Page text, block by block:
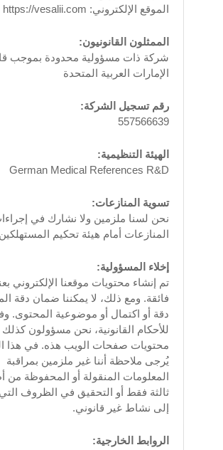
الموقع الإلكتروني: https://vesalii.com
الممثلون القانونيون:
شركة ذات مسؤولية محدودة بموجب
الإمارات العربية المتحدة
رقم تسجيل الشركة:
557566639
الهيئة التنظيمية:
German Medical References R&D
تسوية المنازعات:
نحن لسنا ملزمين ولا نشارك في
المنازعات أمام هيئة تحكيم
إخلاء المسؤولية:
تم إنشاء محتويات موقعنا الإلكتروني
فائقة. ومع ذلك، لا يمكننا ضمان دقة
دقة أو اكتمال أو موضوعية المحتوى.
للأحكام القانونية، نحن مسؤولون
محتويات صفحات الويب هذه. في هذا
يُرجى ملاحظة أننا غير ملزمين بمراقبة
المعلومات المنقولة أو المحفوظة من
ثالثة فقط أو التحقيق في الظروف
إلى نشاط غير قانوني.
الروابط الخارجية: